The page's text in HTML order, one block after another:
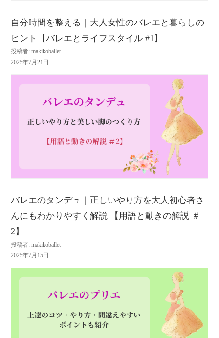
自分時間を整える｜大人女性のバレエと暮らしの
ヒント【バレエとライフスタイル #1】
投稿者: makikoballet
2025年7月21日
バレエのタンデュ｜正しいやり方を大人初心者さ
んにもわかりやすく解説 【用語と動きの解説 ＃
2】
投稿者: makikoballet
2025年7月15日